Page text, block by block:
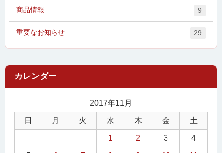
商品情報 9
重要なお知らせ 29
2017年11月
日 月 火 水 木 金 土
1 2 3 4